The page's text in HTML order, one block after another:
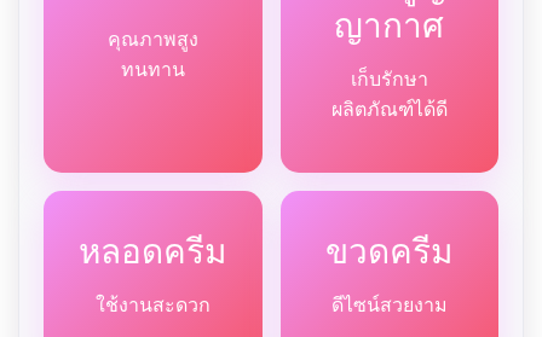
คุณภาพสูง
ทนทาน
ญากาศ
เก็บรักษา
ผลิตภัณฑ์ได้ดี
หลอดครีม
ใช้งานสะดวก
ขวดครีม
ดีไซน์สวยงาม